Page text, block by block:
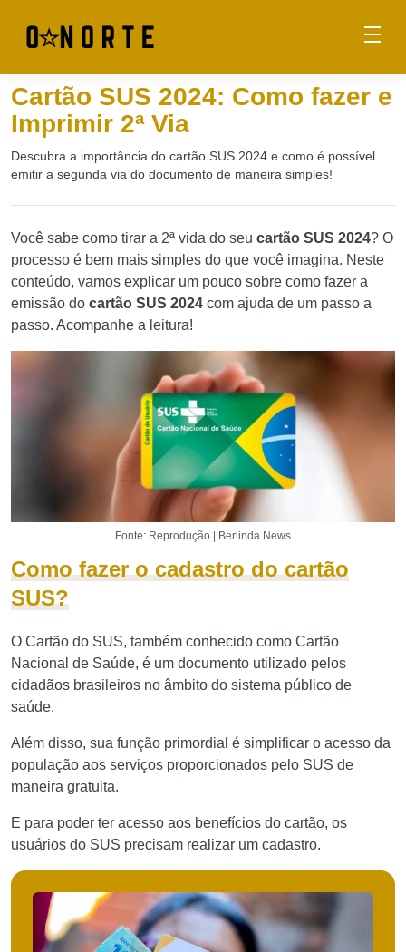
Cartão SUS 2024: Como fazer e
Imprimir 2ª Via
Descubra a importância do cartão SUS 2024 e como é possível
emitir a segunda via do documento de maneira simples!
Você sabe como tirar a 2ª vida do seu cartão SUS 2024? O
processo é bem mais simples do que você imagina. Neste
conteúdo, vamos explicar um pouco sobre como fazer a
emissão do cartão SUS 2024 com ajuda de um passo a
passo. Acompanhe a leitura!
Fonte: Reprodução | Berlinda News
Como fazer o cadastro do cartão
SUS?
O Cartão do SUS, também conhecido como Cartão
Nacional de Saúde, é um documento utilizado pelos
cidadãos brasileiros no âmbito do sistema público de
saúde.
Além disso, sua função primordial é simplificar o acesso da
população aos serviços proporcionados pelo SUS de
maneira gratuita.
E para poder ter acesso aos benefícios do cartão, os
usuários do SUS precisam realizar um cadastro.